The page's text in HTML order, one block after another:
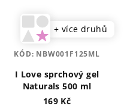
+ více druhů
I Love sprchový gel
Naturals 500 ml
169 Kč
KÓD: NBW001F125ML